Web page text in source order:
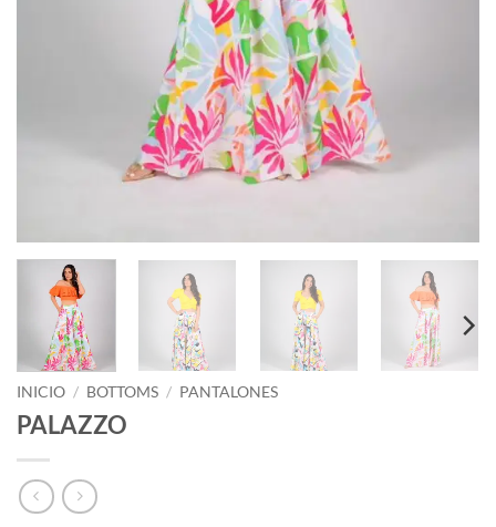
INICIO / BOTTOMS / PANTALONES
PALAZZO